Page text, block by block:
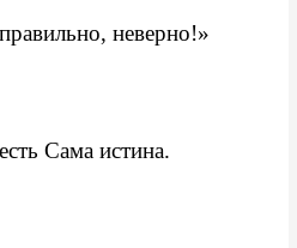
неверно!»
Сама истина.